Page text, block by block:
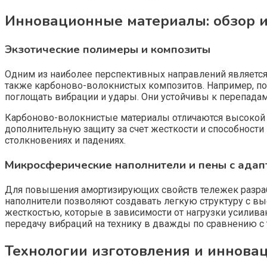
Инновационные материалы: обзор
Экзотические полимеры и композиты
Одним из наиболее перспективных направлений
также карбоново-волокнистых композитов. Например,
поглощать вибрации и удары. Они устойчивы к
Карбоново-волокнистые материалы отличаются
дополнительную защиту за счет жесткости и
столкновениях и падениях.
Микросферические наполнители и пены с
Для повышения амортизирующих свойств тележек
наполнители позволяют создавать легкую структуру с
жесткостью, которые в зависимости от нагрузки
передачу вибраций на технику в дважды по сравнению
Технологии изготовления и